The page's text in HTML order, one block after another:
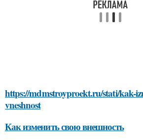
https://mdmstroyproekt.ru/stati/kak-
vneshnost
Как изменить свою внешность